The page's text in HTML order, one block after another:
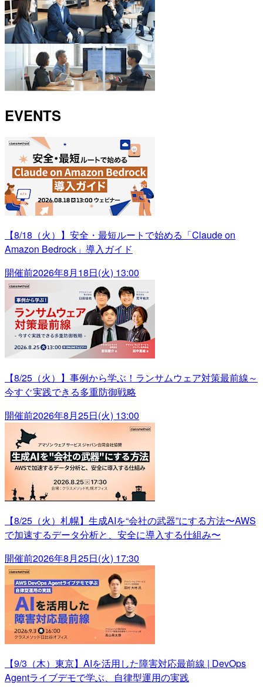
EVENTS
【8/18（火）】安全・最短ルートで始める「Claude on
Amazon Bedrock」導入ガイド
開催前2026年8月18日(火) 13:00
【8/25（火）】事例から学ぶ！ランサムウェア対策最前線～
今すぐ実践できる多重防御戦略
開催前2026年8月25日(火) 13:00
【8/25（火）札幌】生成AIを“会社の武器”にする方法〜AWS
で加速するデータ分析と、安全に導入する仕組み〜
開催前2026年8月25日(火) 17:30
【9/3（木）東京】AIを活用した障害対応最前線 | DevOps
Agentライブデモで学ぶ、自律型運用の実践